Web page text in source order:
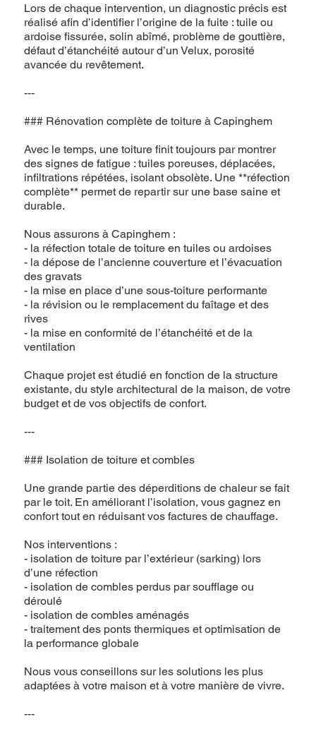
Lors de chaque intervention, un diagnostic précis est
réalisé afin d’identifier l’origine de la fuite : tuile ou
ardoise fissurée, solin abîmé, problème de gouttière,
défaut d’étanchéité autour d’un Velux, porosité
avancée du revêtement.
---
### Rénovation complète de toiture à Capinghem
Avec le temps, une toiture finit toujours par montrer
des signes de fatigue : tuiles poreuses, déplacées,
infiltrations répétées, isolant obsolète. Une **réfection
complète** permet de repartir sur une base saine et
durable.
Nous assurons à Capinghem :
- la réfection totale de toiture en tuiles ou ardoises
- la dépose de l’ancienne couverture et l’évacuation
des gravats
- la mise en place d’une sous-toiture performante
- la révision ou le remplacement du faîtage et des
rives
- la mise en conformité de l’étanchéité et de la
ventilation
Chaque projet est étudié en fonction de la structure
existante, du style architectural de la maison, de votre
budget et de vos objectifs de confort.
---
### Isolation de toiture et combles
Une grande partie des déperditions de chaleur se fait
par le toit. En améliorant l’isolation, vous gagnez en
confort tout en réduisant vos factures de chauffage.
Nos interventions :
- isolation de toiture par l’extérieur (sarking) lors
d’une réfection
- isolation de combles perdus par soufflage ou
déroulé
- isolation de combles aménagés
- traitement des ponts thermiques et optimisation de
la performance globale
Nous vous conseillons sur les solutions les plus
adaptées à votre maison et à votre manière de vivre.
---